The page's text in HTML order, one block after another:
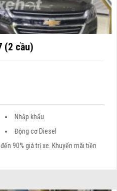
(2 cầu)
Nhập khẩu
Động cơ Diesel
90% giá trị xe. Khuyến mãi tiền